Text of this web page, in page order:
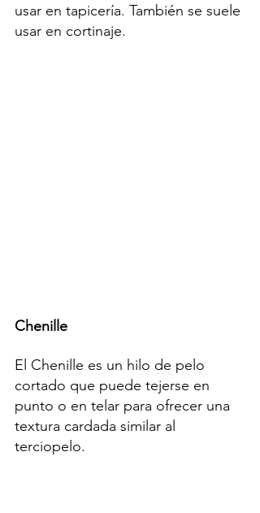
usar en tapicería. También se suele
usar en cortinaje.
Chenille
El Chenille es un hilo de pelo
cortado que puede tejerse en
punto o en telar para ofrecer una
textura cardada similar al
terciopelo.